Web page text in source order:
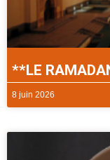
**LE
8 juin 2026